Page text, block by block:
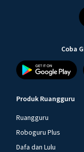
Coba
Produk Ruangguru
Ruangguru
Roboguru Plus
Dafa dan Lulu